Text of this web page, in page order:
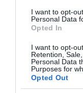
I want to opt-
Personal Data
Opted In
I want to opt-
Retention,
Personal Data
Purposes for
Opted Out
LIFESTYLE
Σόφη
σπίτι της –
200.000 ευρώ
Παραβίασαν την